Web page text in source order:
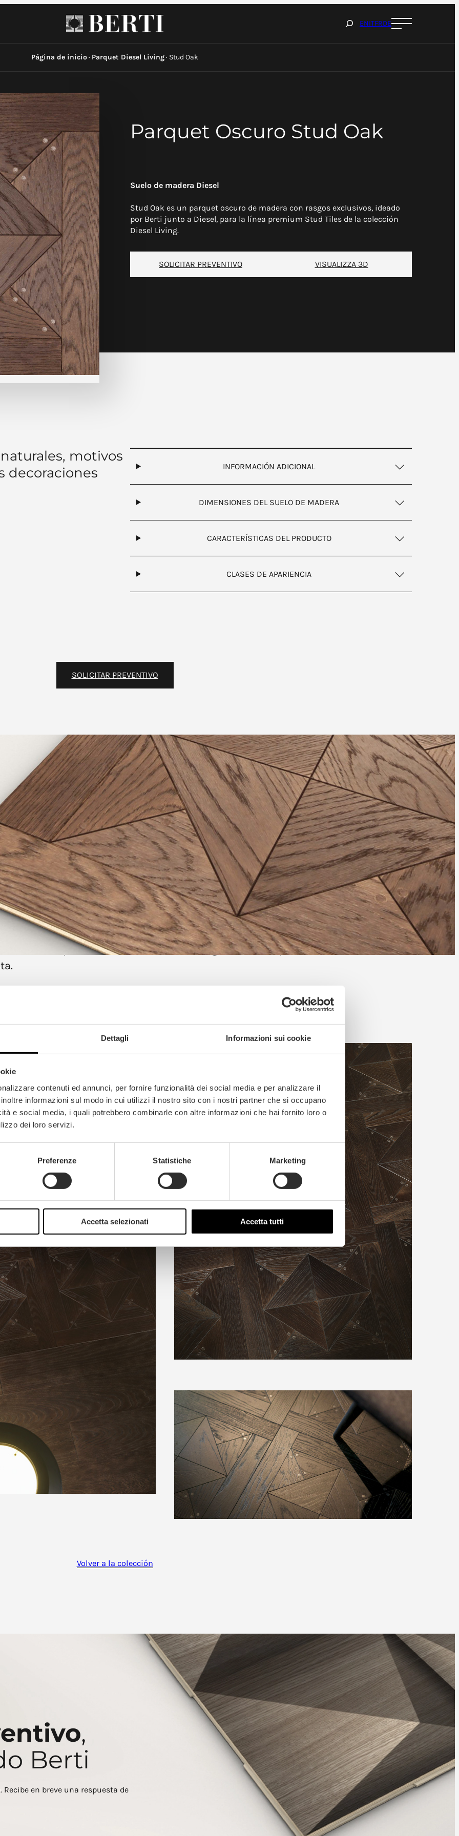
Dettagli Informazioni sui cookie
contenuti ed annunci, per fornire funzionalità dei social media e per analizzare il
informazioni sul modo in cui utilizzi il nostro sito con i nostri partner che si occupano
e social media, i quali potrebbero combinarle con altre informazioni che hai fornito loro o
dei loro servizi.
Preferenze Statistiche Marketing
Accetta selezionati Accetta tutti
Cerca
ENITFRDE
Página de inicio· Parquet Diesel Living· Stud Oak
Parquet Oscuro Stud Oak
Suelo de madera Diesel
Stud Oak es un parquet oscuro de madera con rasgos exclusivos, ideado
por Berti junto a Diesel, para la línea premium Stud Tiles de la colección
Diesel Living.
SOLICITAR PREVENTIVO VISUALIZZA 3D
motivos
decoraciones
INFORMACIÓN ADICIONAL
DIMENSIONES DEL SUELO DE MADERA
CARACTERÍSTICAS DEL PRODUCTO
CLASES DE APARIENCIA
SOLICITAR PREVENTIVO
Ver producto en 3D
parqué formado por losetas de madera acabadas conIncrustaciones
placas metálicas, que se hacen eco de los detalles típicos de la
apliques, tachuelas y remaches.
un tono de marrón intenso y envolvente, que expresa prestigio, clase y
de marquetería, precioso y refinado, con un estilo peculiar y un gran impacto
a los ornamentos clásicos para redefinirlos en clave contemporánea y
ideal para ambientes decorados según un concepto de refinamiento
Volver a la colección
,
Berti
en breve una respuesta de